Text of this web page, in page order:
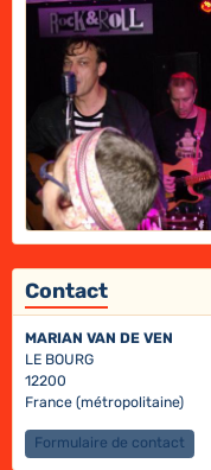
Contact
MARIAN VAN DE VEN
LE BOURG
12200
France (métropolitaine)
Formulaire de contact